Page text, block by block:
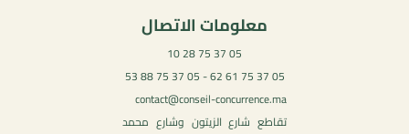
معلومات الاتصال
05 37 75 28 10
05 37 75 61 62 - 05 37 75 88 53
contact@conseil-concurrence.ma
تقاطع شارع الزيتون وشارع محمد